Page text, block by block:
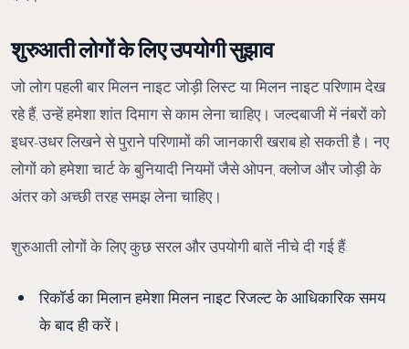
शुरुआती लोगों के लिए उपयोगी सुझाव
जो लोग पहली बार मिलन नाइट जोड़ी लिस्ट या मिलन नाइट परिणाम देख
रहे हैं, उन्हें हमेशा शांत दिमाग से काम लेना चाहिए। जल्दबाजी में नंबरों को
इधर-उधर लिखने से पुराने परिणामों की जानकारी खराब हो सकती है। नए
लोगों को हमेशा चार्ट के बुनियादी नियमों जैसे ओपन, क्लोज और जोड़ी के
अंतर को अच्छी तरह समझ लेना चाहिए।
शुरुआती लोगों के लिए कुछ सरल और उपयोगी बातें नीचे दी गई हैं:
रिकॉर्ड का मिलान हमेशा मिलन नाइट रिजल्ट के आधिकारिक समय
के बाद ही करें।